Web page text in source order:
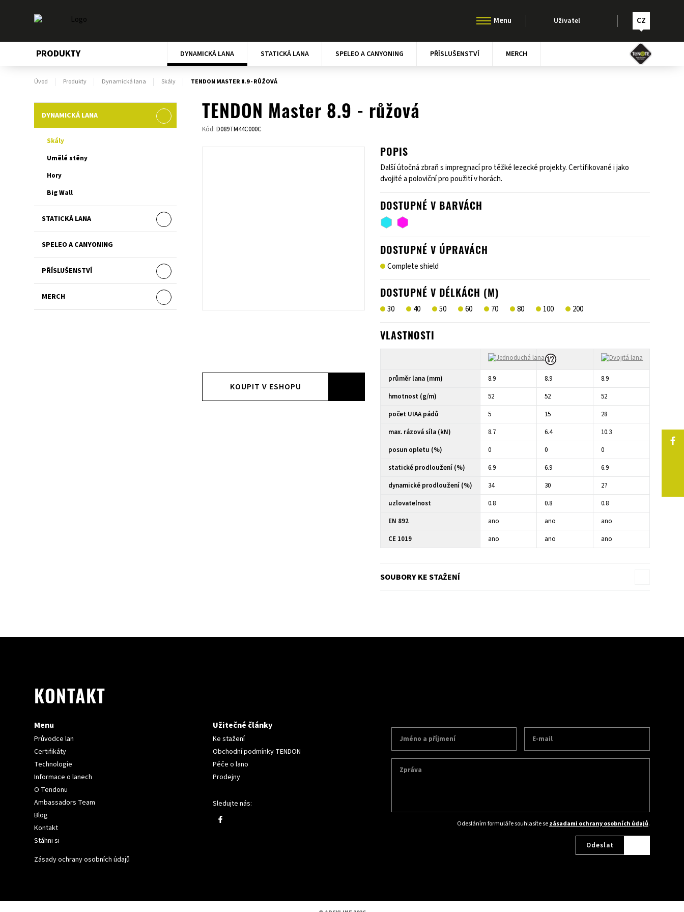
Uživatel CZ
PRODUKTY DYNAMICKÁ LANA STATICKÁ LANA SPELEO A CANYONING PŘÍSLUŠENSTVÍ MERCH
Úvod Produkty Dynamická lana Skály TENDON MASTER 8.9 - RŮŽOVÁ
DYNAMICKÁ LANA
Skály
Umělé stěny
Hory
Big Wall
STATICKÁ LANA
SPELEO A CANYONING
PŘÍSLUŠENSTVÍ
MERCH
TENDON Master 8.9 - růžová
Kód:D089TM44C000C
KOUPIT V ESHOPU
POPIS
Další útočná zbraň s impregnací pro těžké lezecké projekty. Certifikované i jako
dvojité a poloviční pro použití v horách.
DOSTUPNÉ V BARVÁCH
DOSTUPNÉ V ÚPRAVÁCH
Complete shield
DOSTUPNÉ V DÉLKÁCH (M)
30 40 50 60 70 80 100 200
VLASTNOSTI
průměr lana (mm) 8.9 8.9
8.9
hmotnost (g/m)
52 52
52
počet UIAA pádů
5 15
28
max. rázová síla (kN)
8.7 6.4
10.3
posun opletu (%)
0 0
0
statické prodloužení (%)
6.9 6.9
6.9
dynamické prodloužení (%)
34 30
27
uzlovatelnost
0.8 0.8
0.8
EN 892
ano ano
ano
CE 1019
ano ano ano
SOUBORY KE STAŽENÍ
KONTAKT
Menu
Průvodce lan
Certifikáty
Technologie
Informace o lanech
O Tendonu
Ambassadors Team
Blog
Kontakt
Stáhni si
Zásady ochrany osobních údajů
Užitečné články
Ke stažení
Obchodní podmínky TENDON
Péče o lano
Prodejny
Sledujte nás:
Odesláním formuláře souhlasíte sezásadami ochrany osobních údajů.
Odeslat